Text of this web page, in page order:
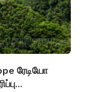
ரேடியோ